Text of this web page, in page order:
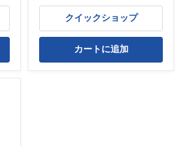
ト
クイックショップ
カートに追加